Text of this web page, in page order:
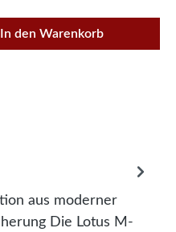
gewünschten
In den Warenkorb
aus moderner
Die Lotus M-